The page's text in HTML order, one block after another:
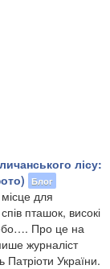
лісу:
Блог
для
пташок, високі
Про це на
журналіст
України.